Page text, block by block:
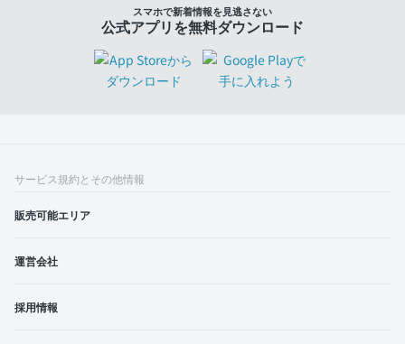
スマホで新着情報を見逃さない
公式アプリを無料ダウンロード
サービス規約とその他情報
販売可能エリア
運営会社
採用情報